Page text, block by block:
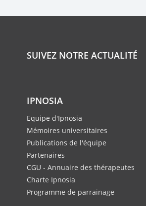
SUIVEZ NOTRE ACTUALITÉ
IPNOSIA
Equipe d'Ipnosia
Mémoires universitaires
Publications de l'équipe
Partenaires
CGU - Annuaire des thérapeutes
Charte Ipnosia
Programme de parrainage